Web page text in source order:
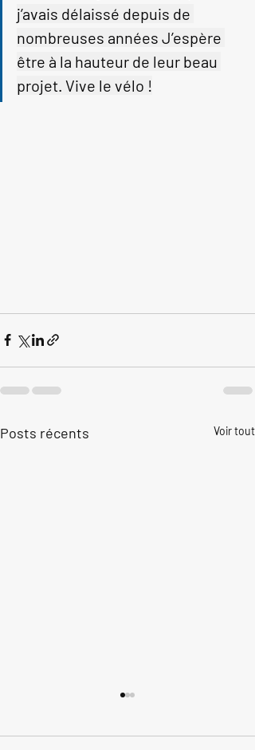
j’avais délaissé depuis de
nombreuses années J’espère
être à la hauteur de leur beau
projet. Vive le vélo !
Posts récents Voir tout